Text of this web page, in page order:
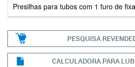
Presilhas para tubos com 1 furo de
PESQUISA
CALCULADORA PARA